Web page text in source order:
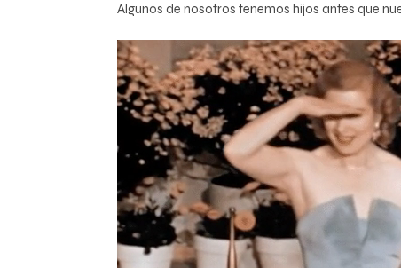
Algunos de nosotros tenemos hijos antes que